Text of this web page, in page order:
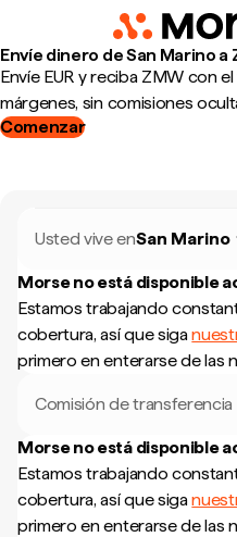
Envíe dinero de San Marino a
Envíe EUR y reciba ZMW con
márgenes, sin comisiones
Comenzar
Usted vive enSan Marino
Morse no está disponible
Estamos trabajando
cobertura, así que siga
primero en enterarse de las
Comisión de transferencia
Morse no está disponible
Estamos trabajando
cobertura, así que siga
primero en enterarse de las